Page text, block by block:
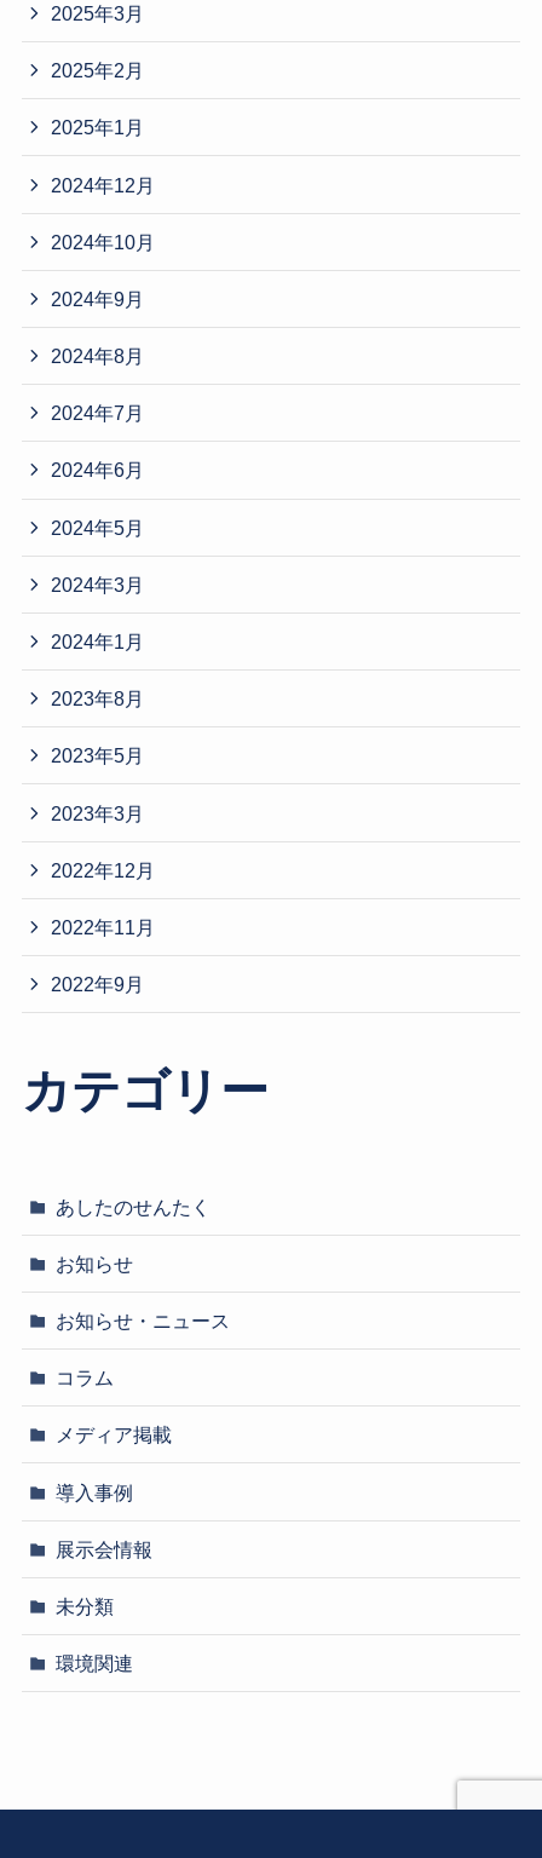
2025年3月
2025年2月
2025年1月
2024年12月
2024年10月
2024年9月
2024年8月
2024年7月
2024年6月
2024年5月
2024年3月
2024年1月
2023年8月
2023年5月
2023年3月
2022年12月
2022年11月
2022年9月
カテゴリー
あしたのせんたく
お知らせ
お知らせ・ニュース
コラム
メディア掲載
導入事例
展示会情報
未分類
環境関連